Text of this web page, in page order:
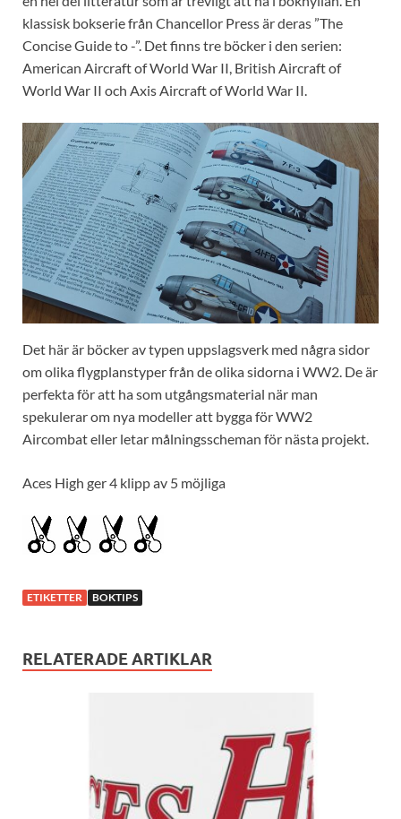
klassisk bokserie från Chancellor Press är deras ”The
Concise Guide to -”. Det finns tre böcker i den serien:
American Aircraft of World War II, British Aircraft of
World War II och Axis Aircraft of World War II.
Det här är böcker av typen uppslagsverk med några sidor
om olika flygplanstyper från de olika sidorna i WW2. De är
perfekta för att ha som utgångsmaterial när man
spekulerar om nya modeller att bygga för WW2
Aircombat eller letar målningsscheman för nästa projekt.
Aces High ger 4 klipp av 5 möjliga
ETIKETTER BOKTIPS
RELATERADE ARTIKLAR